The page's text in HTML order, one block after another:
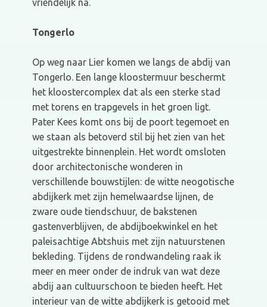
vriendelijk na.
Tongerlo
Op weg naar Lier komen we langs de abdij van
Tongerlo. Een lange kloostermuur beschermt
het kloostercomplex dat als een sterke stad
met torens en trapgevels in het groen ligt.
Pater Kees komt ons bij de poort tegemoet en
we staan als betoverd stil bij het zien van het
uitgestrekte binnenplein. Het wordt omsloten
door architectonische wonderen in
verschillende bouwstijlen: de witte neogotische
abdijkerk met zijn hemelwaardse lijnen, de
zware oude tiendschuur, de bakstenen
gastenverblijven, de abdijboekwinkel en het
paleisachtige Abtshuis met zijn natuurstenen
bekleding. Tijdens de rondwandeling raak ik
meer en meer onder de indruk van wat deze
abdij aan cultuurschoon te bieden heeft. Het
interieur van de witte abdijkerk is getooid met